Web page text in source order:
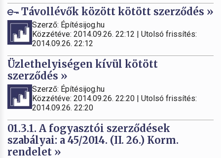
Távollévők között kötött szerződés »
Szerző: Építésijog.hu
Közzétéve: 2014.09.26. 22:12 | Utolsó frissítés:
2014.09.26. 22:12
Üzlethelyiségen kívül kötött
szerződés »
Szerző: Építésijog.hu
Közzétéve: 2014.09.26. 22:20 | Utolsó frissítés:
2014.09.26. 22:20
01.3.1. A fogyasztói szerződések
szabályai: a 45/2014. (II. 26.) Korm.
rendelet »